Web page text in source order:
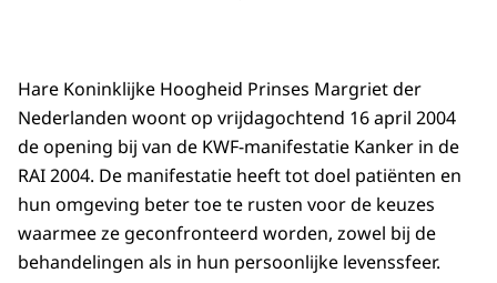
Hare Koninklijke Hoogheid Prinses Margriet der
Nederlanden woont op vrijdagochtend 16 april 2004
de opening bij van de KWF-manifestatie Kanker in de
RAI 2004. De manifestatie heeft tot doel patiënten en
hun omgeving beter toe te rusten voor de keuzes
waarmee ze geconfronteerd worden, zowel bij de
behandelingen als in hun persoonlijke levenssfeer.